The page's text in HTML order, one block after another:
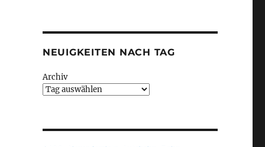
NEUIGKEITEN NACH TAG
Archiv